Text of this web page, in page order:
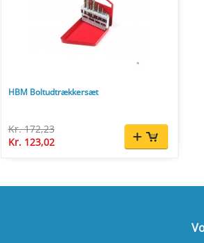
HBM Boltudtrækkersæt
Kr. 172,23
Kr. 123,02